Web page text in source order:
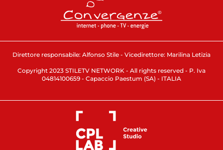
Direttore responsabile: Alfonso Stile - Vicedirettore: Marilina Letizia
Copyright 2023 STILETV NETWORK - All rights reserved - P. Iva
04814100659 - Capaccio Paestum (SA) - ITALIA